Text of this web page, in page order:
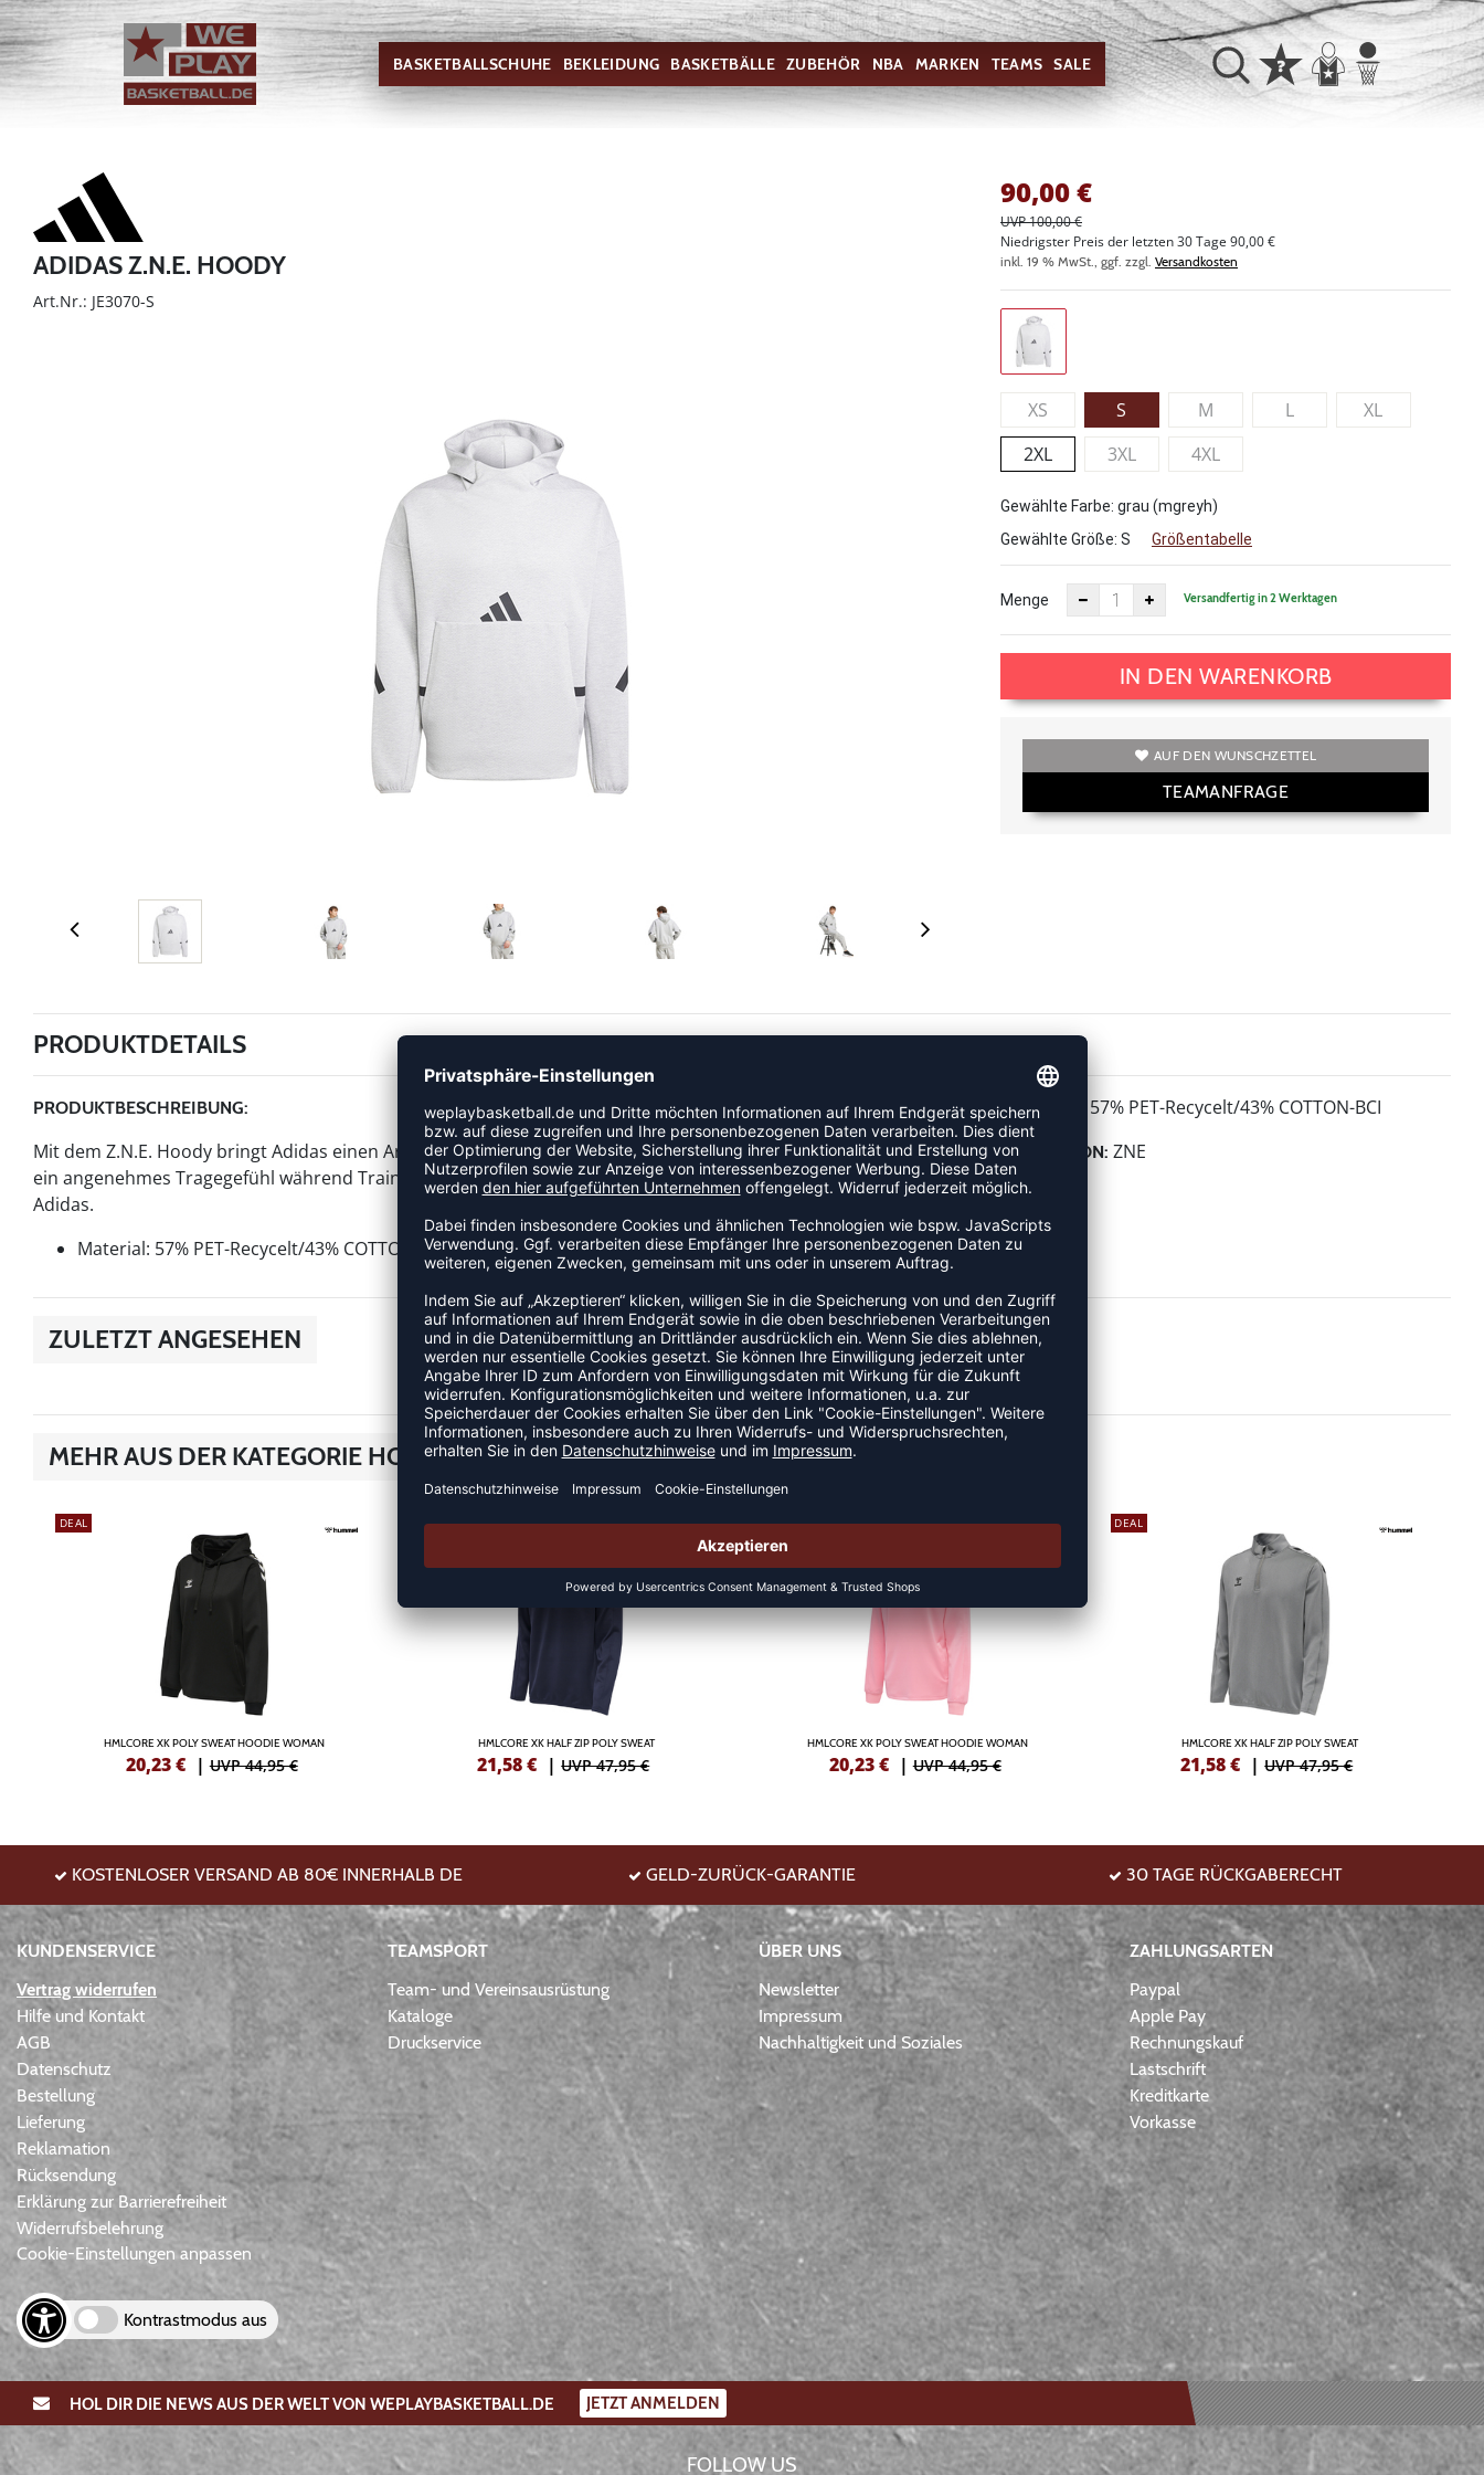
BASKETBALLSCHUHE BEKLEIDUNG BASKETBÄLLE ZUBEHÖR NBA MARKEN TEAMS SALE
ADIDAS Z.N.E. HOODY
Art.Nr.: JE3070-S
90,00€
UVP 100,00 €
Niedrigster Preis der letzten 30 Tage 90,00 €
inkl. 19 % MwSt., ggf. zzgl. Versandkosten
XS S M L
XL
2XL
3XL 4XL
Gewählte Farbe: grau (mgreyh)
Gewählte Größe: S Größentabelle
Menge Versandfertig in 2 Werktagen
IN DEN WARENKORB
AUF DEN WUNSCHZETTEL
TEAMANFRAGE
PRODUKTDETAILS
PRODUKTBESCHREIBUNG:
Mit dem Z.N.E. Hoody bringt Adidas einen Artikel der Kategorie Hoody an den Start. Der luftige Schnitt sorgt für
ein angenehmes Tragegefühl während Training und Wettkampf. Das Modell ist Teil der ZNE-Kollektion von
Adidas.
Material: 57% PET-Recycelt/43% COTTON-BCI
MATERIAL: 57% PET-Recycelt/43% COTTON-BCI
KOLLEKTION: ZNE
ZULETZT ANGESEHEN
MEHR AUS DER KATEGORIE HOODIES
DEAL
HMLCORE XK POLY SWEAT HOODIE WOMAN
20,23€ |UVP 44,95 €
DEAL
HMLCORE XK HALF ZIP POLY SWEAT
21,58€ |UVP 47,95 €
DEAL
HMLCORE XK POLY SWEAT HOODIE WOMAN
20,23€ |UVP 44,95 €
DEAL
HMLCORE XK HALF ZIP POLY SWEAT
21,58€ |UVP 47,95 €
KOSTENLOSER VERSAND AB 80€ INNERHALB DE GELD-ZURÜCK-GARANTIE 30 TAGE RÜCKGABERECHT
KUNDENSERVICE
Vertrag widerrufen
Hilfe und Kontakt
AGB
Datenschutz
Bestellung
Lieferung
Reklamation
Rücksendung
Erklärung zur Barrierefreiheit
Widerrufsbelehrung
Cookie-Einstellungen anpassen
Kontrastmodus aus
TEAMSPORT
Team- und Vereinsausrüstung
Kataloge
Druckservice
ÜBER UNS
Newsletter
Impressum
Nachhaltigkeit und Soziales
ZAHLUNGSARTEN
Paypal
Apple Pay
Rechnungskauf
Lastschrift
Kreditkarte
Vorkasse
HOL DIR DIE NEWS AUS DER WELT VON WEPLAYBASKETBALL.DE JETZT ANMELDEN
FOLLOW US